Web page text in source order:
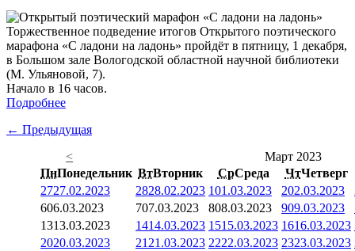
Торжественное подведение итогов Открытого поэтического
марафона «С ладони на ладонь» пройдёт в пятницу, 1 декабря,
в Большом зале Вологодской областной научной библиотеки
(М. Ульяновой, 7).
Начало в 16 часов.
Подробнее
← Предыдущая
<
Март 2023
ПнПонедельник ВтВторник СрСреда ЧтЧетверг
2727.02.2023 2828.02.2023 101.03.2023 202.03.2023
606.03.2023 707.03.2023 808.03.2023 909.03.2023
1313.03.2023 1414.03.2023 1515.03.2023 1616.03.2023
2020.03.2023 21 21.03.2023 2222.03.2023 2323.03.2023